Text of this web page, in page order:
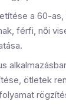
a 60-
férfi, női
ötletek